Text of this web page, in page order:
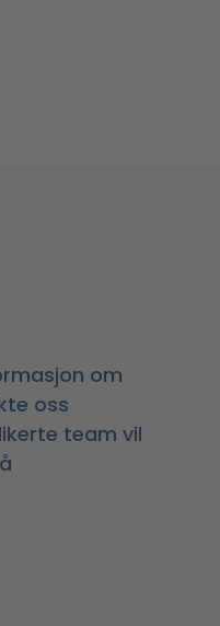
om
oss
team vil